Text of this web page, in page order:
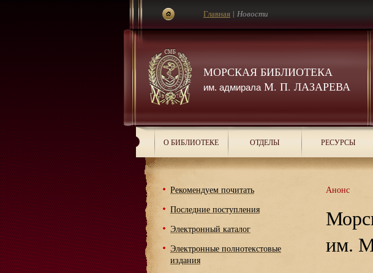
МОРСКАЯ БИБЛИОТЕКА
им. адмиралаМ. П. ЛАЗАРЕВА
Главная | Новости
О БИБЛИОТЕКЕ ОТДЕЛЫ РЕСУРСЫ
Рекомендуем почитать
Последние поступления
Электронный каталог
Электронные полнотекстовые
издания
Анонс
им.